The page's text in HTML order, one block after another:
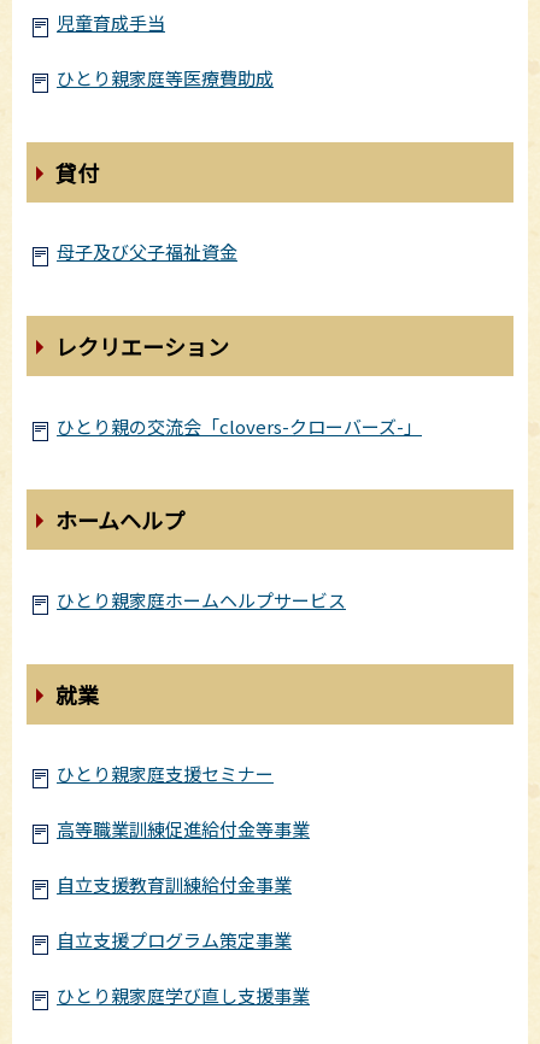
児童育成手当
ひとり親家庭等医療費助成
貸付
母子及び父子福祉資金
レクリエーション
ひとり親の交流会「clovers-クローバーズ-」
ホームヘルプ
ひとり親家庭ホームヘルプサービス
就業
ひとり親家庭支援セミナー
高等職業訓練促進給付金等事業
自立支援教育訓練給付金事業
自立支援プログラム策定事業
ひとり親家庭学び直し支援事業